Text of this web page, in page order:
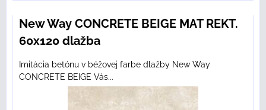
New Way CONCRETE BEIGE MAT REKT.
60x120 dlažba
Imitácia betónu v béžovej farbe dlažby New Way
CONCRETE BEIGE Vás...